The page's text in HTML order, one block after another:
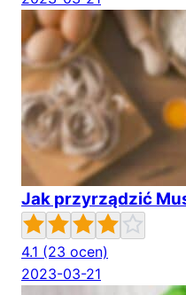
Jak przyrządzić
4.1 (23 ocen)
2023-03-21